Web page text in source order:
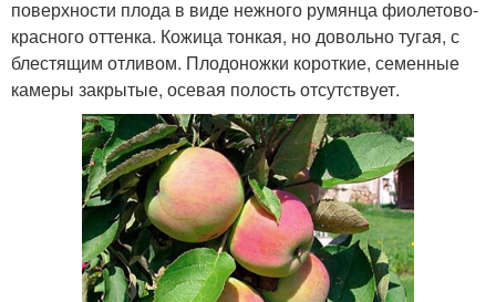
поверхности плода в виде нежного румянца фиолетово-
красного оттенка. Кожица тонкая, но довольно тугая, с
блестящим отливом. Плодоножки короткие, семенные
камеры закрытые, осевая полость отсутствует.